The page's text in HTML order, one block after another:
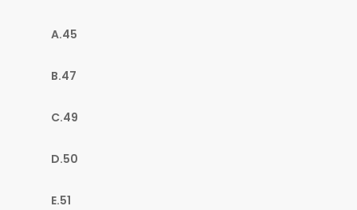
A.45
B.47
C.49
D.50
E.51